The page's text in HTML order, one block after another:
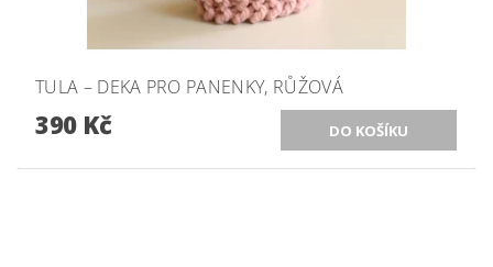
TULA – DEKA PRO PANENKY, RŮŽOVÁ
390 Kč